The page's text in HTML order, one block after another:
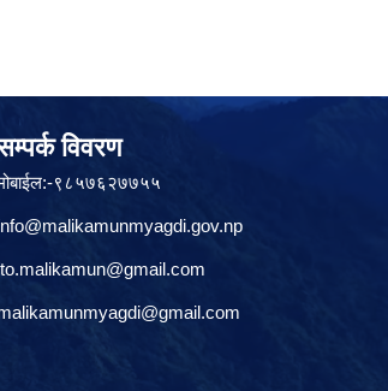
विवरण
९८५७६२७७५५